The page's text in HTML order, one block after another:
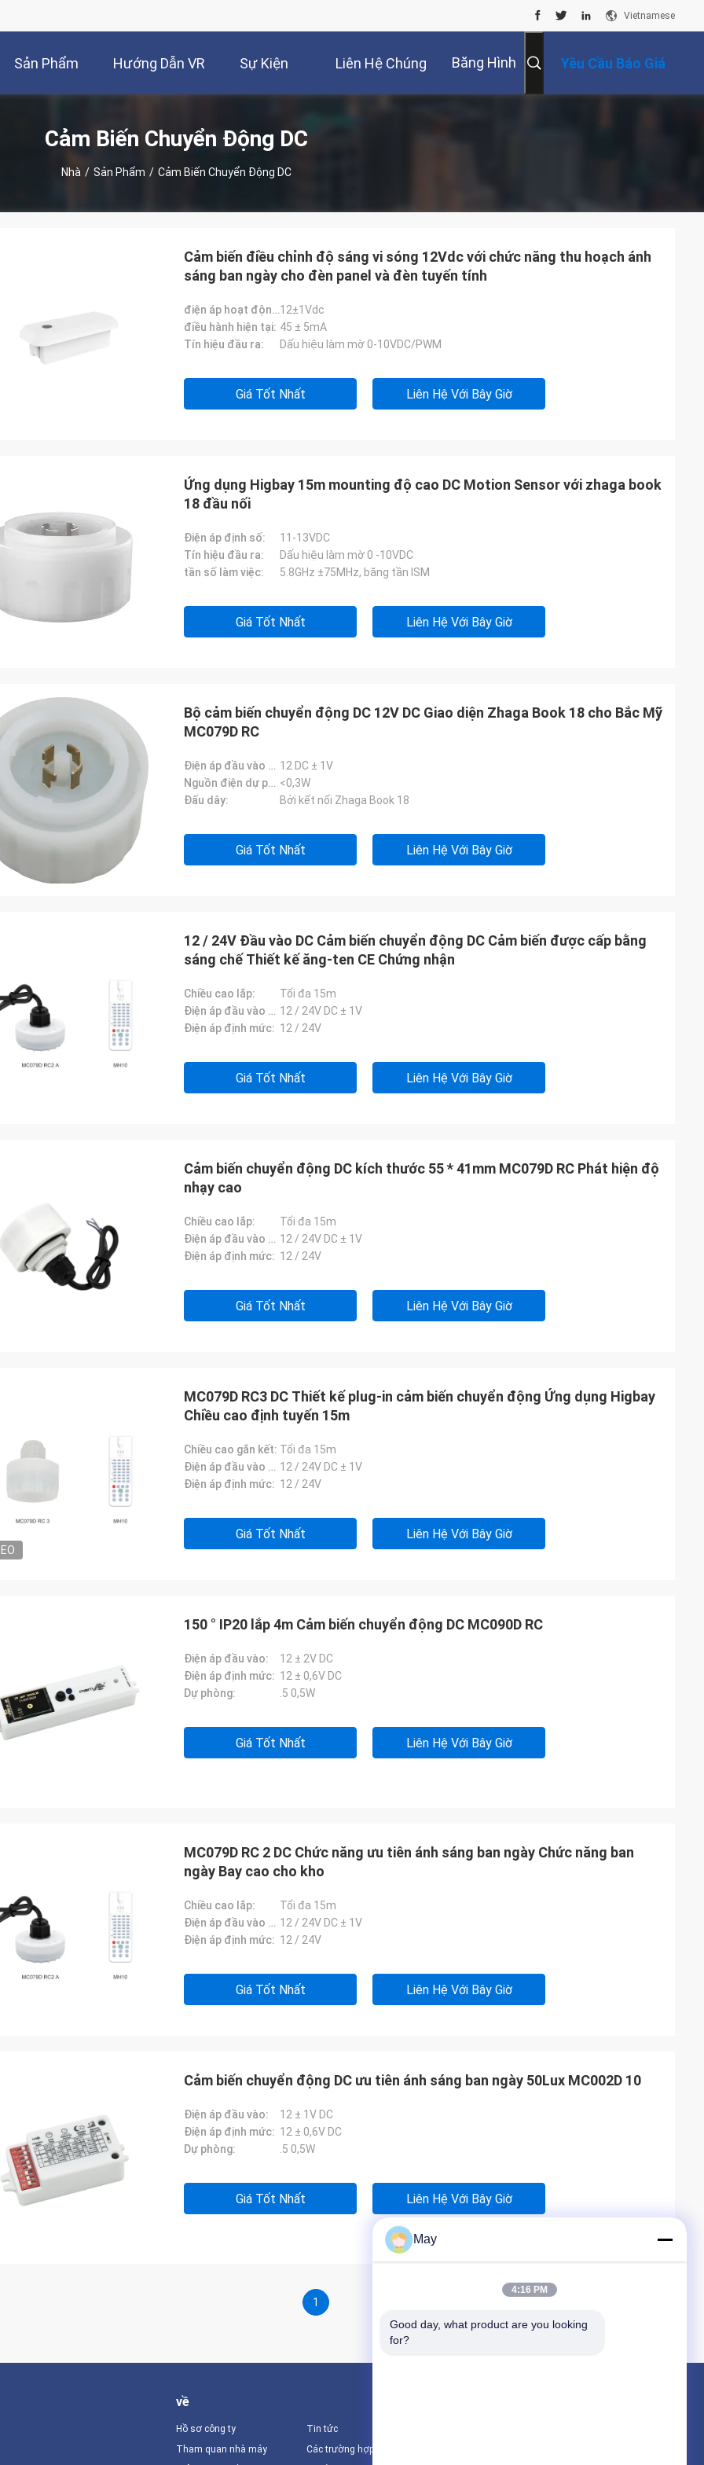
Vietnamese
Sản Phẩm Hướng Dẫn VR Sự Kiện Liên Hệ Chúng Băng Hình Yêu Cầu Báo Giá
Cảm Biến Chuyển Động DC
Nhà / Sản Phẩm / Cảm Biến Chuyển Động DC
Cảm biến điều chỉnh độ sáng vi sóng 12Vdc với chức năng thu hoạch ánh
sáng ban ngày cho đèn panel và đèn tuyến tính
điện áp hoạt động:12±1Vdc
điều hành hiện tại: 45 ± 5mA
Tín hiệu đầu ra:
Dấu hiệu làm mờ 0-10VDC/PWM
Giá Tốt Nhất Liên Hệ Với Bây Giờ
Ứng dụng Higbay 15m mounting độ cao DC Motion Sensor với zhaga book
18 đầu nối
Điện áp định số:
11-13VDC
Tín hiệu đầu ra:
Dấu hiệu làm mờ 0 -10VDC
tần số làm việc:
5.8GHz ±75MHz, băng tần ISM
Giá Tốt Nhất Liên Hệ Với Bây Giờ
Bộ cảm biến chuyển động DC 12V DC Giao diện Zhaga Book 18 cho Bắc Mỹ
MC079D RC
Điện áp đầu vào DC: 12 DC ± 1V
Nguồn điện dự phòng: <0,3W
Đấu dây:
Bởi kết nối Zhaga Book 18
Giá Tốt Nhất Liên Hệ Với Bây Giờ
12 / 24V Đầu vào DC Cảm biến chuyển động DC Cảm biến được cấp bằng
sáng chế Thiết kế ăng-ten CE Chứng nhận
Chiều cao lắp:
Tối đa 15m
Điện áp đầu vào DC: 12 / 24V DC ± 1V
Điện áp định mức: 12 / 24V
Giá Tốt Nhất Liên Hệ Với Bây Giờ
Cảm biến chuyển động DC kích thước 55 * 41mm MC079D RC Phát hiện độ
nhạy cao
Chiều cao lắp:
Tối đa 15m
Điện áp đầu vào DC: 12 / 24V DC ± 1V
Điện áp định mức: 12 / 24V
Giá Tốt Nhất Liên Hệ Với Bây Giờ
MC079D RC3 DC Thiết kế plug-in cảm biến chuyển động Ứng dụng Higbay
Chiều cao định tuyến 15m
Chiều cao gắn kết: Tối đa 15m
Điện áp đầu vào DC: 12 / 24V DC ± 1V
Điện áp định mức: 12 / 24V
Giá Tốt Nhất Liên Hệ Với Bây Giờ
150 ° IP20 lắp 4m Cảm biến chuyển động DC MC090D RC
Điện áp đầu vào:
12 ± 2V DC
Điện áp định mức: 12 ± 0,6V DC
Dự phòng:
.5 0,5W
Giá Tốt Nhất Liên Hệ Với Bây Giờ
MC079D RC 2 DC Chức năng ưu tiên ánh sáng ban ngày Chức năng ban
ngày Bay cao cho kho
Chiều cao lắp:
Tối đa 15m
Điện áp đầu vào DC: 12 / 24V DC ± 1V
Điện áp định mức: 12 / 24V
Giá Tốt Nhất Liên Hệ Với Bây Giờ
Cảm biến chuyển động DC ưu tiên ánh sáng ban ngày 50Lux MC002D 10
Điện áp đầu vào:
12 ± 1V DC
Điện áp định mức: 12 ± 0,6V DC
Dự phòng:
.5 0,5W
Giá Tốt Nhất Liên Hệ Với Bây Giờ
1
về
Hồ sơ công ty
Tham quan nhà máy
Tin tức
Các trường hợp
May
4:16 PM
Good day, what product are you looking
for?